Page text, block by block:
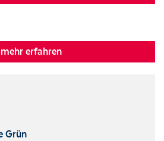
mehr erfahren
Grün
zu können und Zugriffsstatistiken zu
werden. Genauere Angaben
Datenschutzerklärung.